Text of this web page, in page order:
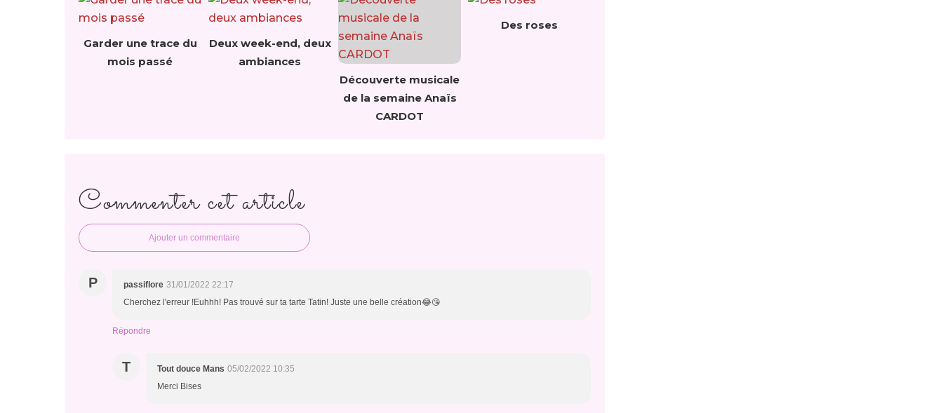
Garder une trace du
mois passé
Deux week-end, deux
ambiances
Découverte musicale
de la semaine Anaïs
CARDOT
Des roses
Commenter cet article
Ajouter un commentaire
P passiflore 31/01/2022 22:17
Cherchez l'erreur !Euhhh! Pas trouvé sur ta tarte Tatin! Juste une belle création😂😘
Répondre
T Tout douce Mans 05/02/2022 10:35
Merci Bises